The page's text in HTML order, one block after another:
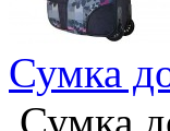
Сумка
Сумка